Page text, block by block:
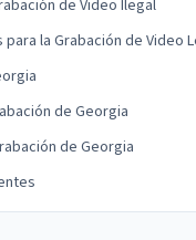
de Video Ilegal
la Grabación de Video
de Georgia
de Georgia